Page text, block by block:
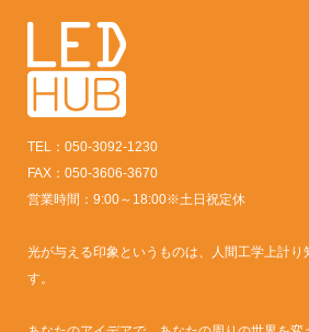
TEL：050-3092-1230
FAX：050-3606-3670
営業時間：9:00～18:00※土日祝定休
光が与える印象というものは、人間工学上計り
す。